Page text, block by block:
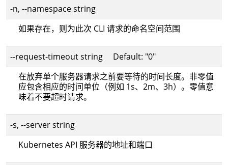
-n, --namespace string
如果存在，则为此次 CLI 请求的命名空间范围
--request-timeout string Default: "0"
在放弃单个服务器请求之前要等待的时间长度。非零值
应包含相应的时间单位（例如 1s、2m、3h）。零值意
味着不要超时请求。
-s, --server string
Kubernetes API 服务器的地址和端口